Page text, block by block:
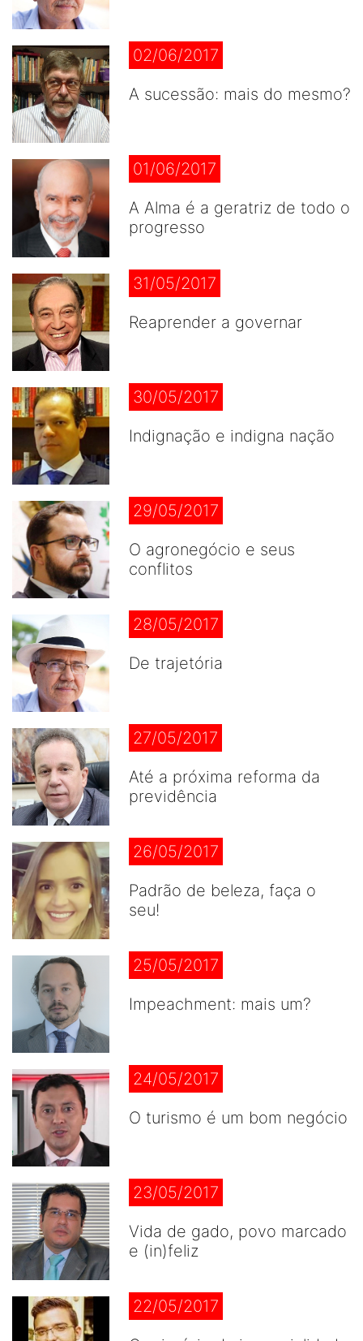
02/06/2017
A sucessão: mais do mesmo?
01/06/2017
A Alma é a geratriz de todo o
progresso
31/05/2017
Reaprender a governar
30/05/2017
Indignação e indigna nação
29/05/2017
O agronegócio e seus
conflitos
28/05/2017
De trajetória
27/05/2017
Até a próxima reforma da
previdência
26/05/2017
Padrão de beleza, faça o
seu!
25/05/2017
Impeachment: mais um?
24/05/2017
O turismo é um bom negócio
23/05/2017
Vida de gado, povo marcado
e (in)feliz
22/05/2017